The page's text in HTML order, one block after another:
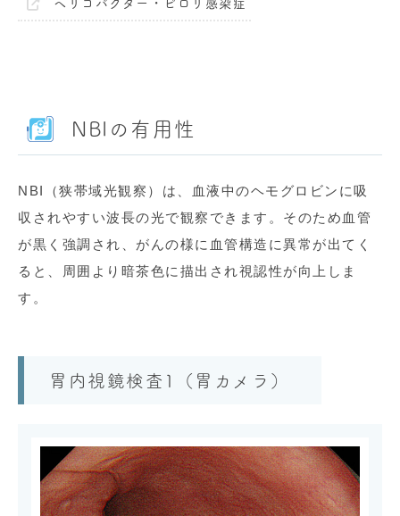
NBIの有用性
NBI（狭帯域光観察）は、血液中のヘモグロビンに吸
収されやすい波長の光で観察できます。そのため血管
が黒く強調され、がんの様に血管構造に異常が出てく
ると、周囲より暗茶色に描出され視認性が向上しま
す。
胃内視鏡検査1（胃カメラ）